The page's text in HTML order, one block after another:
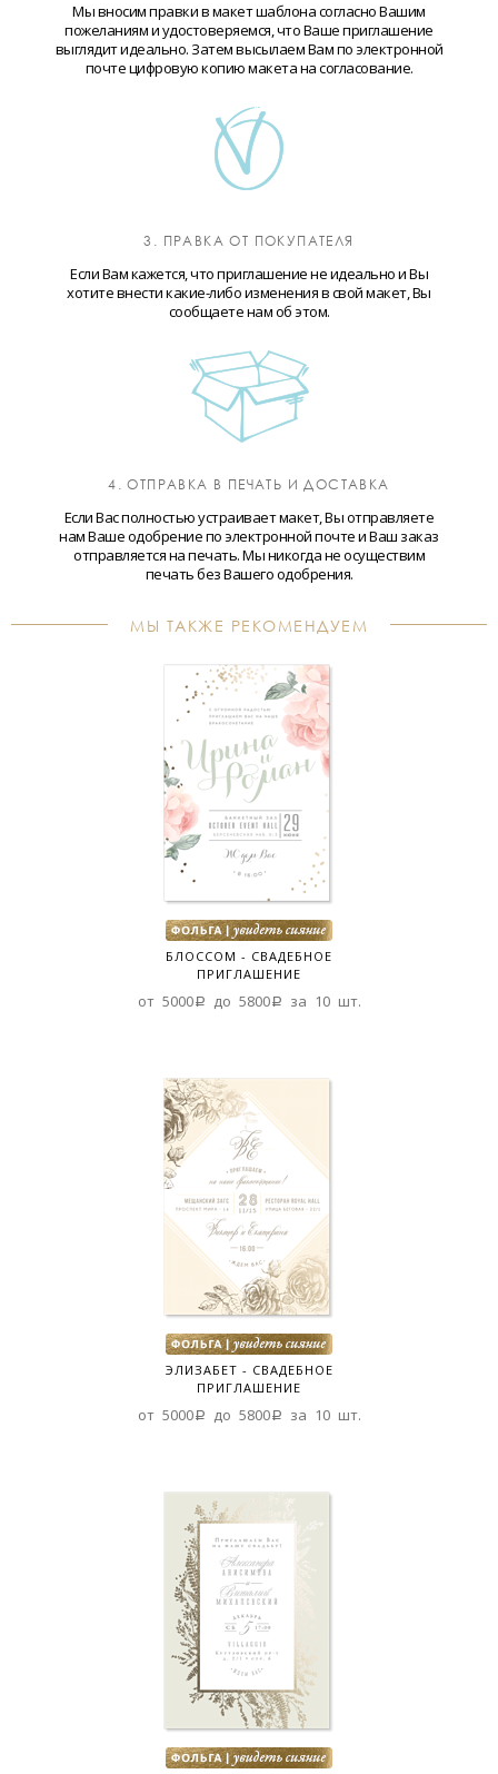
Мы вносим правки в макет шаблона согласно Вашим
пожеланиям и удостоверяемся, что Ваше приглашение
выглядит идеально. Затем высылаем Вам по электронной
почте цифровую копию макета на согласование.
3. ПРАВКА ОТ ПОКУПАТЕЛЯ
Если Вам кажется, что приглашение не идеально и Вы
хотите внести какие-либо изменения в свой макет, Вы
сообщаете нам об этом.
4. ОТПРАВКА В ПЕЧАТЬ И ДОСТАВКА
Если Вас полностью устраивает макет, Вы отправляете
нам Ваше одобрение по электронной почте и Ваш заказ
отправляется на печать. Мы никогда не осуществим
печать без Вашего одобрения.
МЫ ТАКЖЕ РЕКОМЕНДУЕМ
БЛОССОМ - СВАДЕБНОЕ
ПРИГЛАШЕНИЕ
от 5000a до 5800a за 10 шт.
ЭЛИЗАБЕТ - СВАДЕБНОЕ
ПРИГЛАШЕНИЕ
от 5000a до 5800a за 10 шт.